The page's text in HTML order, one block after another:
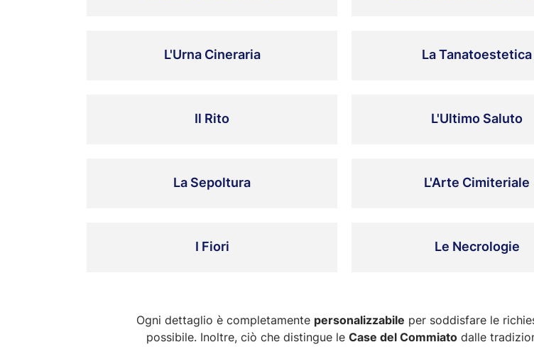
L'Urna Cineraria La Tanatoestetica
Il Rito L'Ultimo Saluto
La Sepoltura L'Arte Cimiteriale
I Fiori Le Necrologie
Ogni dettaglio è completamente personalizzabile per soddisfare le
possibile. Inoltre, ciò che distingue le Case del Commiato dalle